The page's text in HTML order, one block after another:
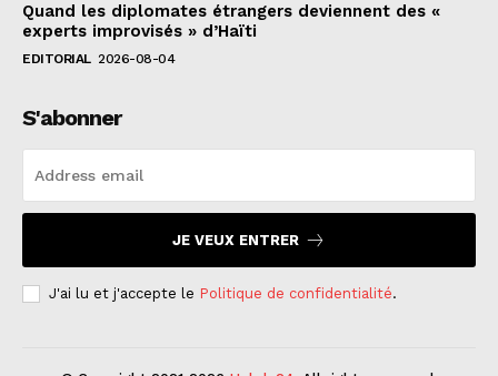
Quand les diplomates étrangers deviennent des «
experts improvisés » d’Haïti
EDITORIAL 2026-08-04
S'abonner
JE VEUX ENTRER
J'ai lu et j'accepte le Politique de confidentialité.